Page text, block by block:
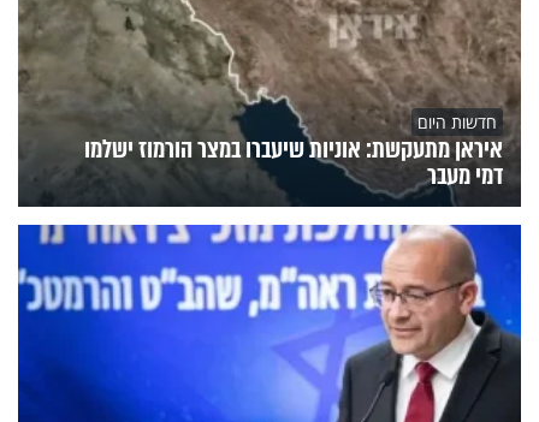
חדשות היום
איראן מתעקשת: אוניות שיעברו במצר הורמוז ישלמו
דמי מעבר